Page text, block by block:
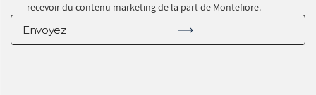
recevoir du contenu marketing de la part de Montefiore.